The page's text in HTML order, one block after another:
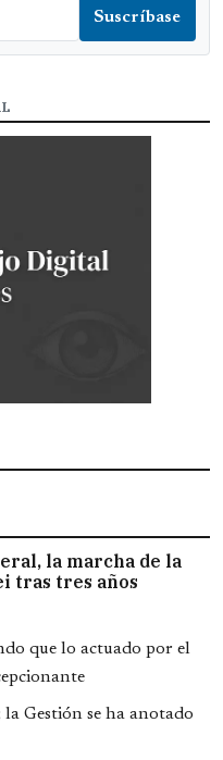
la marcha de la
tras tres años
que lo actuado por el
Gestión se ha anotado